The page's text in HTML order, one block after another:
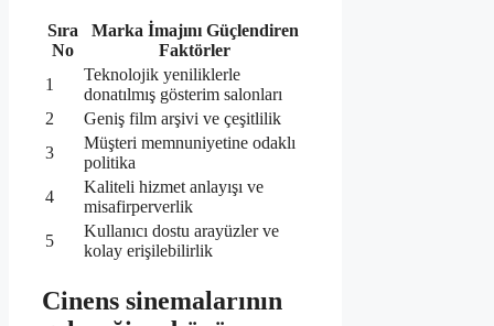
Sıra
No
Marka İmajını Güçlendiren
Faktörler
1
Teknolojik yeniliklerle
donatılmış gösterim salonları
2
Geniş film arşivi ve çeşitlilik
3
Müşteri memnuniyetine odaklı
politika
4
Kaliteli hizmet anlayışı ve
misafirperverlik
5
Kullanıcı dostu arayüzler ve
kolay erişilebilirlik
Cinens sinemalarının